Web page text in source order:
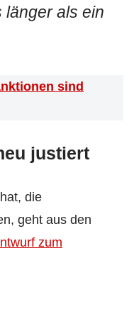
länger als ein
sind
justiert
die
geht aus den
zum